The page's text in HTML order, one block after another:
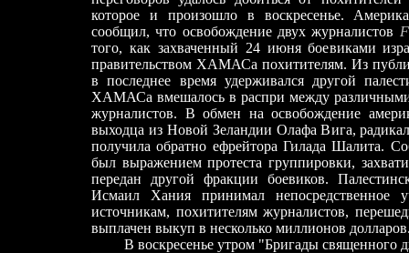
которое и произошло в воскресенье.
сообщил, что освобождение двух журналистов
того, как захваченный 24 июня боевиками
правительством ХАМАСа похитителям. Из
в последнее время удерживался другой
ХАМАСа вмешалось в распри между
журналистов. В обмен на освобождение
выходца из Новой Зеландии Олафа Вига,
получила обратно ефрейтора Гилада Шалита.
был выражением протеста группировки,
передан другой фракции боевиков.
Исмаил Хания принимал непосредственное
источникам, похитителям журналистов,
выплачен выкуп в несколько миллионов
В воскресенье утром "Бригады священного